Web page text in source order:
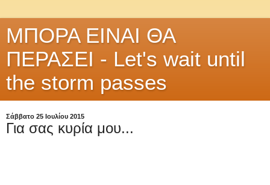
ΜΠΟΡΑ ΕΙΝΑΙ ΘΑ
ΠΕΡΑΣΕΙ - Let's wait until
the storm passes
Σάββατο 25 Ιουλίου 2015
Για σας κυρία μου...